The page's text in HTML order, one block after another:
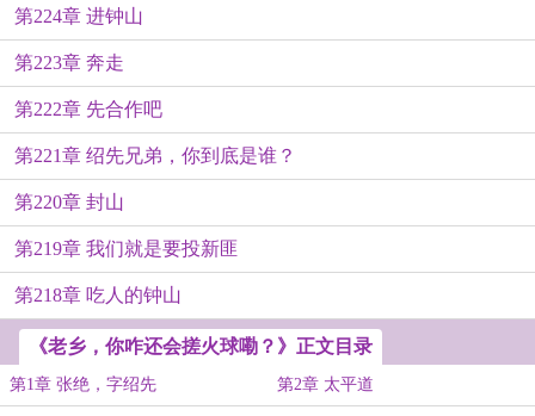
第224章 进钟山
第223章 奔走
第222章 先合作吧
第221章 绍先兄弟，你到底是谁？
第220章 封山
第219章 我们就是要投新匪
第218章 吃人的钟山
《老乡，你咋还会搓火球嘞？》正文目录
第1章 张绝，字绍先 第2章 太平道